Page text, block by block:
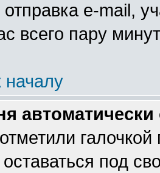
e-mail,
всего пару
началу
автоматически
галочкой
под